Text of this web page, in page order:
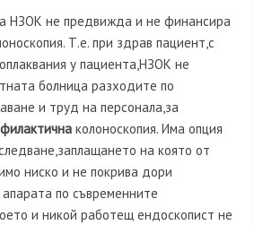
НЗОК не предвижда и не финансира
Т.е. при здрав пациент,с
у пациента,НЗОК не
болница разходите по
и труд на персонала,за
колоноскопия. Има опция
на която от
ниско и не покрива дори
по съвременните
и никой работещ ендоскопист не